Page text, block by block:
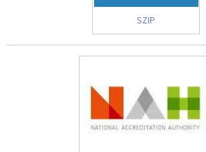
SZIP